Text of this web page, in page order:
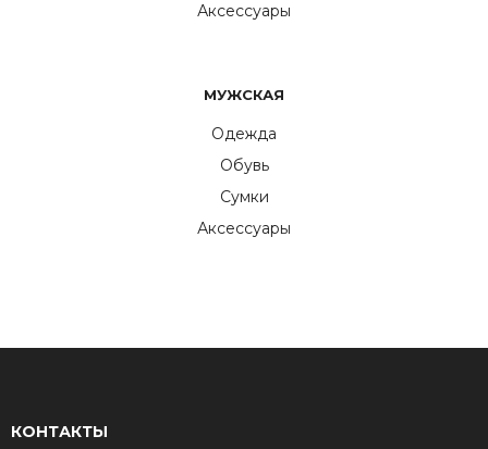
Аксессуары
МУЖСКАЯ
Одежда
Обувь
Сумки
Аксессуары
КОНТАКТЫ